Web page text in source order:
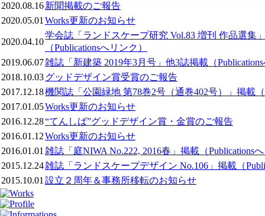
2020.08.16新聞掲載のご報告
2020.05.01 Works更新のお知らせ
2020.04.10
学会誌「ランドスケープ研究 Vol.83 増刊 作品選集
（Publicationsへリンク）
2019.06.07雑誌「新建築 2019年3月号」他3誌掲載（
2018.10.03グッドデザイン賞受賞のご報告
2017.12.18機関誌「公園緑地 第78巻2号（通巻402号）」掲載
2017.01.05Works更新のお知らせ
2016.12.28“てんしば”グッドデザイン賞・金賞のご報告
2016.01.12Works更新のお知らせ
2016.01.01 雑誌「庭NIWA No.222, 2016春」掲載（Publications
2015.12.24雑誌「ランドスケープデザイン No.106」掲載（
2015.10.01 設立２周年＆事務所移転のお知らせ